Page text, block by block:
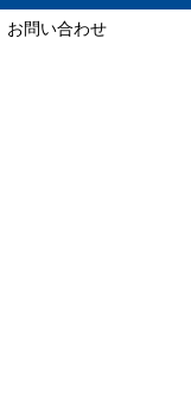
お問い合わせ